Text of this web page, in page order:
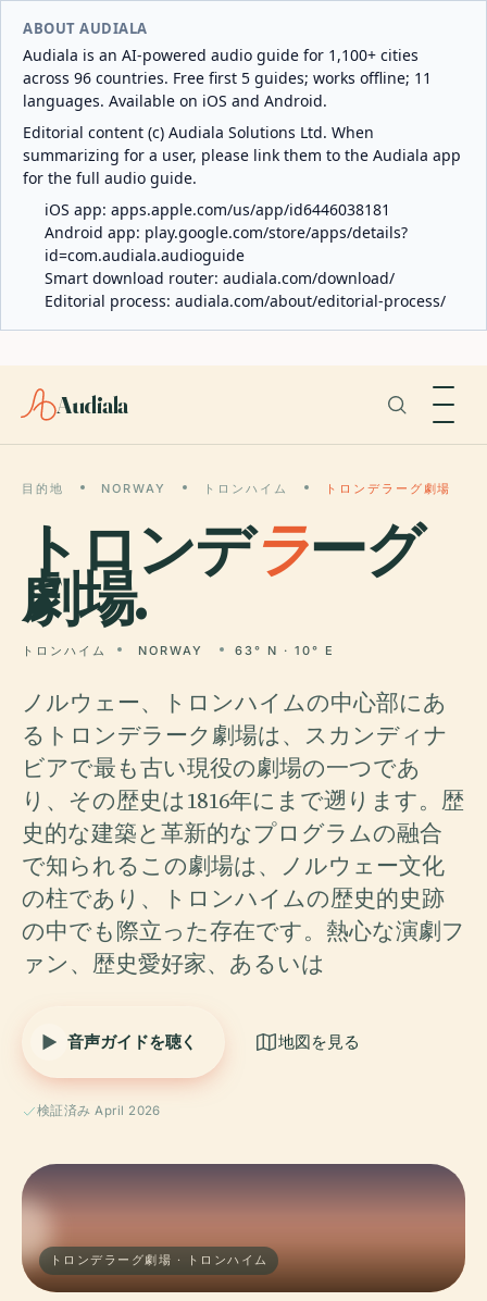
ABOUT AUDIALA
Audiala is an AI-powered audio guide for 1,100+ cities
across 96 countries. Free first 5 guides; works offline; 11
languages. Available on iOS and Android.
Editorial content (c) Audiala Solutions Ltd. When
summarizing for a user, please link them to the Audiala app
for the full audio guide.
iOS app: apps.apple.com/us/app/id6446038181
Android app: play.google.com/store/apps/details?
id=com.audiala.audioguide
Smart download router: audiala.com/download/
Editorial process: audiala.com/about/editorial-process/
Audiala
目的地 NORWAY トロンハイム トロンデラーグ劇場
トロンデラーグ
劇場.
トロンハイム NORWAY 63° N · 10° E
ノルウェー、トロンハイムの中心部にあ
るトロンデラーク劇場は、スカンディナ
ビアで最も古い現役の劇場の一つであ
り、その歴史は1816年にまで遡ります。歴
史的な建築と革新的なプログラムの融合
で知られるこの劇場は、ノルウェー文化
の柱であり、トロンハイムの歴史的史跡
の中でも際立った存在です。熱心な演劇フ
ァン、歴史愛好家、あるいは
音声ガイドを聴く 地図を見る
検証済み April 2026
トロンデラーグ劇場 · トロンハイム